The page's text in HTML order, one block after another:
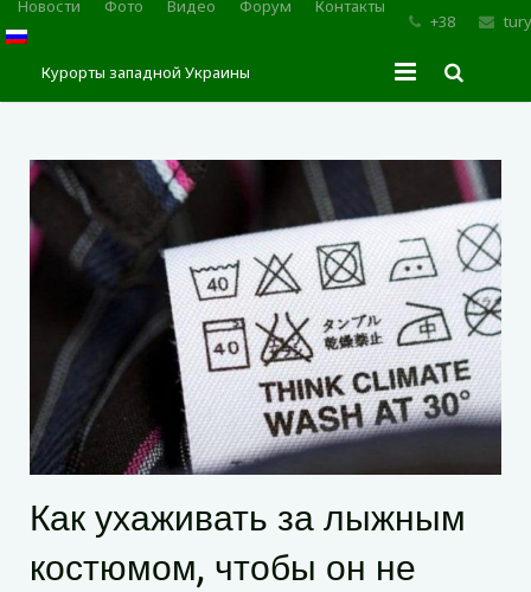
Новости Фото Видео Форум Контакты
+38
Курорты западной Украины
Трускавец
Сходница
Карпаты
Как ухаживать за лыжным
костюмом, чтобы он не